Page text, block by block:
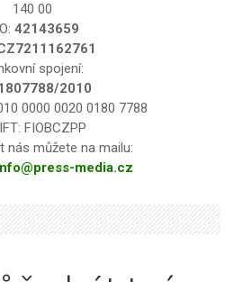
140 00
42143659
spojení:
2010
0000 0020 0180 7788
FIOBCZPP
nás můžete na mailu:
media.cz